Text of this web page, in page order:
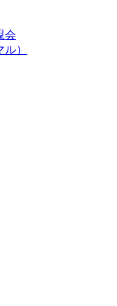
会
ル）